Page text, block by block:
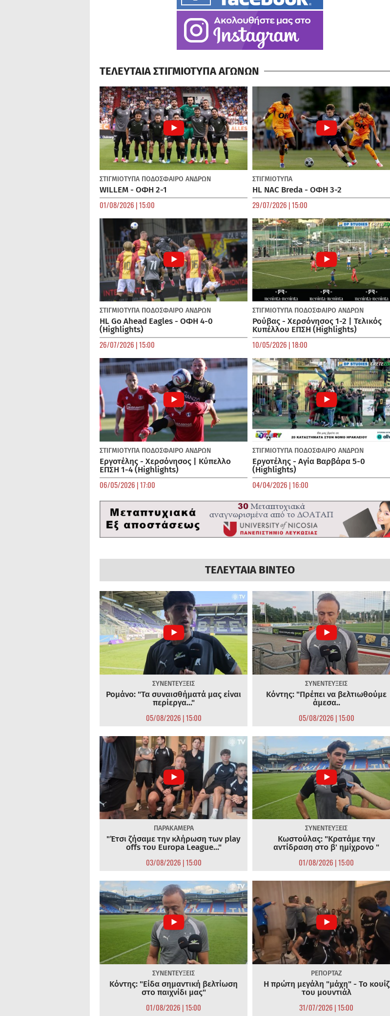
ΤΕΛΕΥΤΑΙΑ ΣΤΙΓΜΙΟΤΥΠΑ ΑΓΩΝΩΝ
ΣΤΙΓΜΙΟΤΥΠΑ ΠΟΔΌΣΦΑΙΡΟ ΑΝΔΡΏΝ
WILLEM - ΟΦΗ 2-1
01/08/2026 | 15:00
ΣΤΙΓΜΙΟΤΥΠΑ
HL NAC Breda - ΟΦΗ 3-2
29/07/2026 | 15:00
ΣΤΙΓΜΙΟΤΥΠΑ ΠΟΔΌΣΦΑΙΡΟ ΑΝΔΡΏΝ
HL Go Ahead Eagles - ΟΦΗ 4-0
(Highlights)
26/07/2026 | 15:00
ΣΤΙΓΜΙΟΤΥΠΑ ΠΟΔΌΣΦΑΙΡΟ ΑΝΔΡΏΝ
Ρούβας - Χερσόνησος 1-2 | Τελικός
Κυπέλλου ΕΠΣΗ (Highlights)
10/05/2026 | 18:00
ΣΤΙΓΜΙΟΤΥΠΑ ΠΟΔΌΣΦΑΙΡΟ ΑΝΔΡΏΝ
Εργοτέλης - Χερσόνησος | Κύπελλο
ΕΠΣΗ 1-4 (Highlights)
06/05/2026 | 17:00
ΣΤΙΓΜΙΟΤΥΠΑ ΠΟΔΌΣΦΑΙΡΟ ΑΝΔΡΏΝ
Εργοτέλης - Αγία Βαρβάρα 5-0
(Highlights)
04/04/2026 | 16:00
ΤΕΛΕΥΤΑΙΑ ΒΙΝΤΕΟ
ΣΥΝΕΝΤΕΥΞΕΙΣ
Ρομάνο: "Τα συναισθήματά μας είναι
περίεργα..."
05/08/2026 | 15:00
ΣΥΝΕΝΤΕΥΞΕΙΣ
Κόντης: "Πρέπει να βελτιωθούμε
άμεσα..
05/08/2026 | 15:00
ΠΑΡΑΚΑΜΕΡΑ
"Έτσι ζήσαμε την κλήρωση των play
offs του Europa League..."
03/08/2026 | 15:00
ΣΥΝΕΝΤΕΥΞΕΙΣ
Κωστούλας: "Κρατάμε την
αντίδραση στο β' ημίχρονο "
01/08/2026 | 15:00
ΣΥΝΕΝΤΕΥΞΕΙΣ
Κόντης: "Είδα σημαντική βελτίωση
στο παιχνίδι μας"
01/08/2026 | 15:00
ΡΕΠΟΡΤΑΖ
Η πρώτη μεγάλη "μάχη" - Το κουίζ
του μουντιάλ
31/07/2026 | 15:00